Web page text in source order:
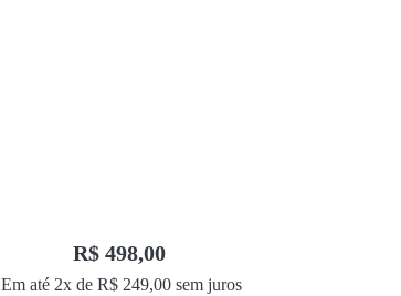
R$ 498,00
Em até 2x de R$ 249,00 sem juros